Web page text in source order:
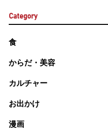
Category
食
からだ・美容
カルチャー
お出かけ
漫画